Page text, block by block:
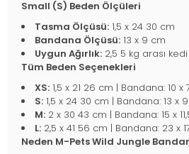
Small (S) Beden Ölçüleri
Tasma Ölçüsü: 1,5 x 24 30 cm
Bandana Ölçüsü: 13 x 9 cm
Uygun Ağırlık: 2,5 5 kg arası
Tüm Beden Seçenekleri
XS: 1,5 x 21 26 cm | Bandana: 10 x
S: 1,5 x 24 30 cm | Bandana: 13 x
M: 2 x 30 43 cm | Bandana: 15 x
L: 2,5 x 41 56 cm | Bandana: 23 x
Neden M-Pets Wild Jungle